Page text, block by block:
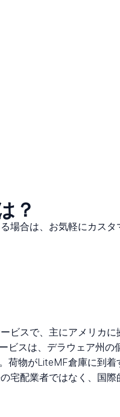
？
場合は、お気軽にカスタ
ビスで、主にアメリカ
ビスは、デラウェア州
荷物がLiteMF倉庫に到
宅配業者ではなく、国